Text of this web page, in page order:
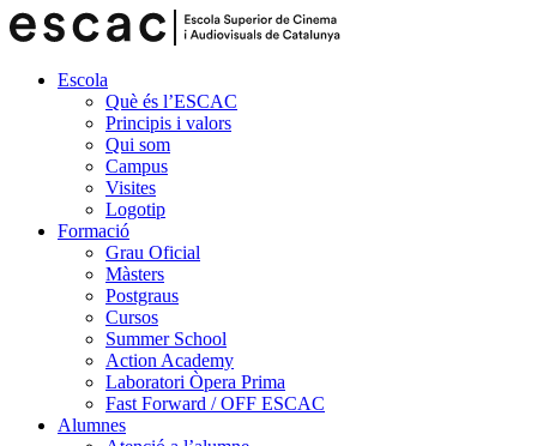
Escola
Què és l’ESCAC
Principis i valors
Qui som
Campus
Visites
Logotip
Formació
Grau Oficial
Màsters
Postgraus
Cursos
Summer School
Action Academy
Laboratori Òpera Prima
Fast Forward / OFF ESCAC
Alumnes